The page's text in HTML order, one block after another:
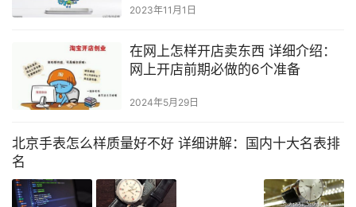
2023年11月1日
在网上怎样开店卖东西 详细介绍：
网上开店前期必做的6个准备
2024年5月29日
北京手表怎么样质量好不好 详细讲解：国内十大名表排
名